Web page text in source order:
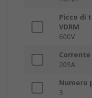
Picco di
VDRM
600V
209A
Numero
3